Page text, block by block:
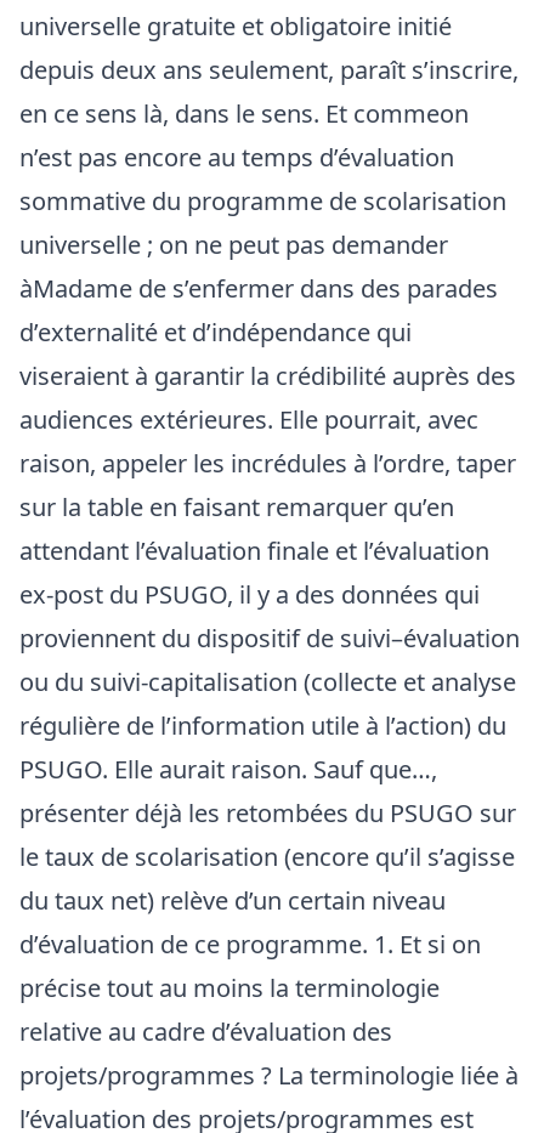
universelle gratuite et obligatoire initié
depuis deux ans seulement, paraît s’inscrire,
en ce sens là, dans le sens. Et commeon
n’est pas encore au temps d’évaluation
sommative du programme de scolarisation
universelle ; on ne peut pas demander
àMadame de s’enfermer dans des parades
d’externalité et d’indépendance qui
viseraient à garantir la crédibilité auprès des
audiences extérieures. Elle pourrait, avec
raison, appeler les incrédules à l’ordre, taper
sur la table en faisant remarquer qu’en
attendant l’évaluation finale et l’évaluation
ex-post du PSUGO, il y a des données qui
proviennent du dispositif de suivi–évaluation
ou du suivi-capitalisation (collecte et analyse
régulière de l’information utile à l’action) du
PSUGO. Elle aurait raison. Sauf que…,
présenter déjà les retombées du PSUGO sur
le taux de scolarisation (encore qu’il s’agisse
du taux net) relève d’un certain niveau
d’évaluation de ce programme. 1. Et si on
précise tout au moins la terminologie
relative au cadre d’évaluation des
projets/programmes ? La terminologie liée à
l’évaluation des projets/programmes est